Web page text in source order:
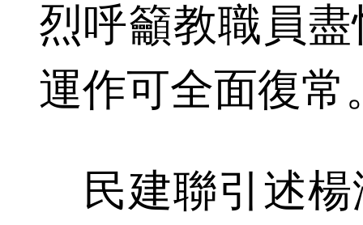
烈呼籲教職員
運作可全面復常
民建聯引述楊